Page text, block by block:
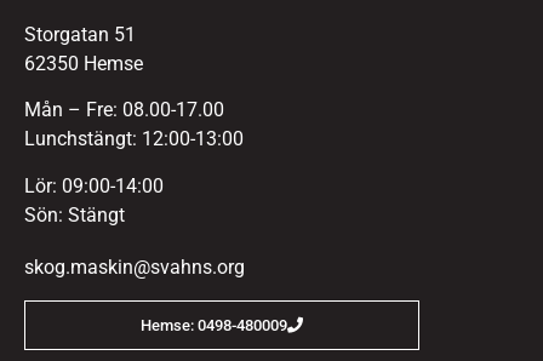
Storgatan 51
62350 Hemse
Mån – Fre: 08.00-17.00
Lunchstängt: 12:00-13:00
Lör: 09:00-14:00
Sön: Stängt
skog.maskin@svahns.org
Hemse: 0498-480009